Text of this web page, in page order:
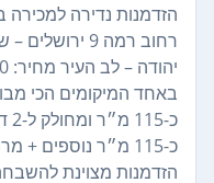
הזדמנות נדירה למכירה
רחוב רמה 9
באחד המיקומים הכי
כ-115 מ״ר נוספים
הזדמנות מצוינת